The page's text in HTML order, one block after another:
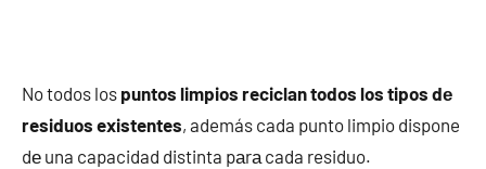
No todos los puntos limpios reciclan todos los tipos dе
residuos existentes, además cada punto limpio dispone
dе una capacidad distinta pаrа cada residuo.